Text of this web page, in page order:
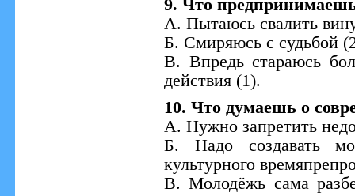
9. Что
А. Пытаюсь свалить
Б. Смиряюсь с судьбой
В. Впредь стараюсь
действия (1).
10. Что думаешь о
А. Нужно запретить
Б. Надо создавать
культурного
В. Молодёжь сама